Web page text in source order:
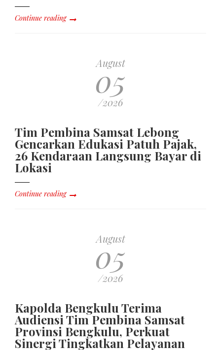
Continue reading
August
05
/2026
Tim Pembina Samsat Lebong
Gencarkan Edukasi Patuh Pajak,
26 Kendaraan Langsung Bayar di
Lokasi
Continue reading
August
05
/2026
Kapolda Bengkulu Terima
Audiensi Tim Pembina Samsat
Provinsi Bengkulu, Perkuat
Sinergi Tingkatkan Pelayanan